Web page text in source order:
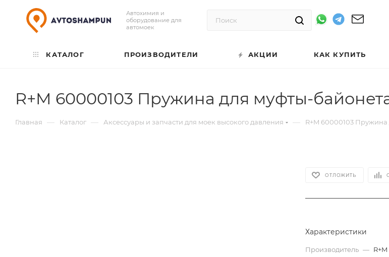
Автохимия и
оборудование для
автомоек
КАТАЛОГ ПРОИЗВОДИТЕЛИ АКЦИИ КАК КУПИТЬ
R+M 60000103 Пружина для муфты-
Главная — Каталог — Аксессуары и запчасти для моек высокого давления — R+M 60000103
ОТЛОЖИТЬ
Характеристики
Производитель — R+M